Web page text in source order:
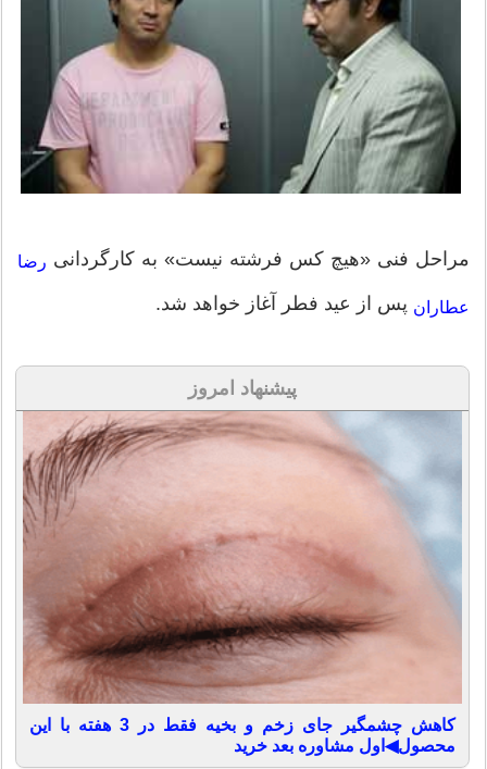
مراحل فنی «هیچ كس فرشته نیست» به كارگردانی رضا
عطاران پس از عید فطر آغاز خواهد شد.
پیشنهاد امروز
کاهش چشمگیر جای زخم و بخیه فقط در 3 هفته با این
محصول◀اول مشاوره بعد خرید